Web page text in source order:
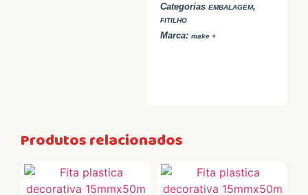
Categorias EMBALAGEM,
FITILHO
Marca:make +
Produtos relacionados